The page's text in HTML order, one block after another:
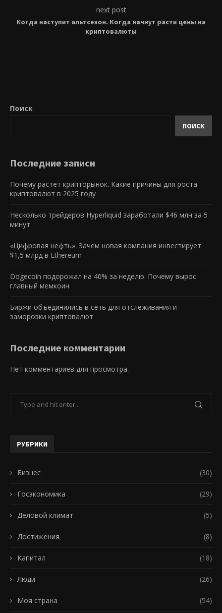
next post
Когда наступит альтсезон. Когда начнут расти цены на
криптовалюты
Поиск
ПОИСК
Последние записи
Почему растет крипторынок. Какие причины для роста
криптовалют в 2025 году
Несколько трейдеров Hyperliquid заработали $46 млн за 5
минут
«Цифровая нефть». Зачем новая компания инвестирует
$1,5 млрд в Ethereum
Dogecoin подорожал на 40% за неделю. Почему вырос
главный мемкоин
Биржи объединились в сеть для отслеживания и
заморозки криптовалют
Последние комментарии
Нет комментариев для просмотра.
РУБРИКИ
Бизнес (30)
Госэкономика (29)
Деловой климат (5)
Достижения (8)
Капитал (18)
Люди (26)
Моя страна (54)